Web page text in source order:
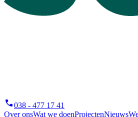
038 - 477 17 41
Over onsWat we doenProjectenNieuws